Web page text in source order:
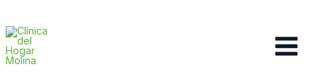
contenido
Main